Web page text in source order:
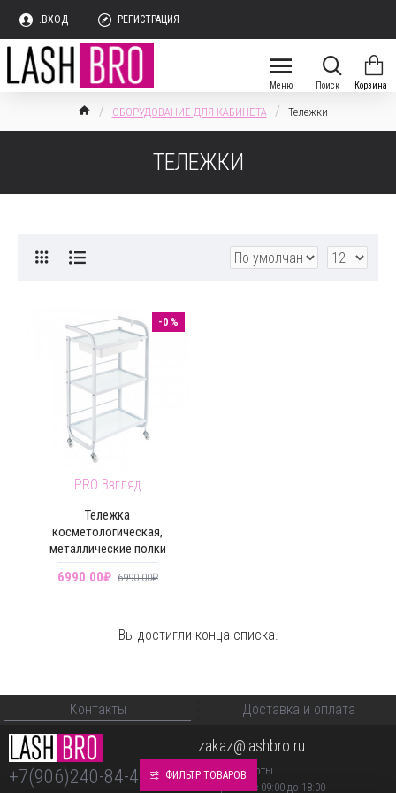
.ВХОД РЕГИСТРАЦИЯ
ОБОРУДОВАНИЕ ДЛЯ КАБИНЕТА Тележки
ТЕЛЕЖКИ
-0 %
PRO Взгляд
Тележка
косметологическая,
металлические полки
6990.00₽ 6990.00₽
Вы достигли конца списка.
Контакты Доставка и оплата
zakaz@lashbro.ru
+7(906)240-84-49
График работы
Ежедневно с 09:00 до 18:00
ФИЛЬТР ТОВАРОВ